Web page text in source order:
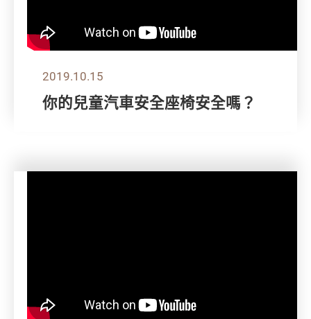
2019.10.15
你的兒童汽車安全座椅安全嗎？